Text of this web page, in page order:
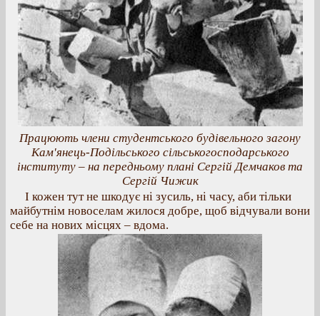
Працюють члени студентського будівельного загону
Кам'янець-Подільського сільськогосподарського
інституту – на передньому плані Сергій Демчаков та
Сергій Чижик
І кожен тут не шкодує ні зусиль, ні часу, аби тільки
майбутнім новоселам жилося добре, щоб відчували вони
себе на нових місцях – вдома.